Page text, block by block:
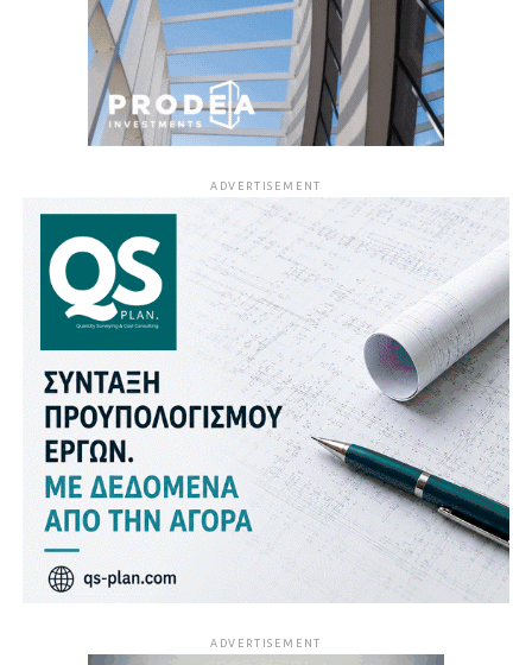
ADVERTISEMENT
ADVERTISEMENT